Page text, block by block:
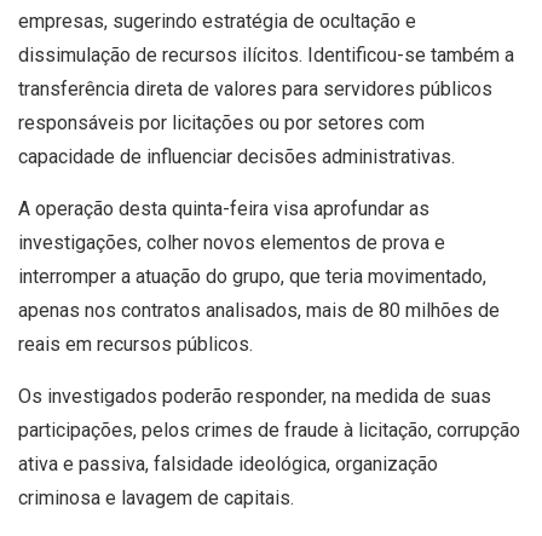
empresas, sugerindo estratégia de ocultação e
dissimulação de recursos ilícitos. Identificou-se também a
transferência direta de valores para servidores públicos
responsáveis por licitações ou por setores com
capacidade de influenciar decisões administrativas.
A operação desta quinta-feira visa aprofundar as
investigações, colher novos elementos de prova e
interromper a atuação do grupo, que teria movimentado,
apenas nos contratos analisados, mais de 80 milhões de
reais em recursos públicos.
Os investigados poderão responder, na medida de suas
participações, pelos crimes de fraude à licitação, corrupção
ativa e passiva, falsidade ideológica, organização
criminosa e lavagem de capitais.